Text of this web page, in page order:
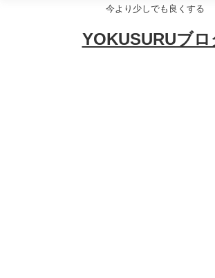
今より少しでも良くする
YOKUSURUブロ